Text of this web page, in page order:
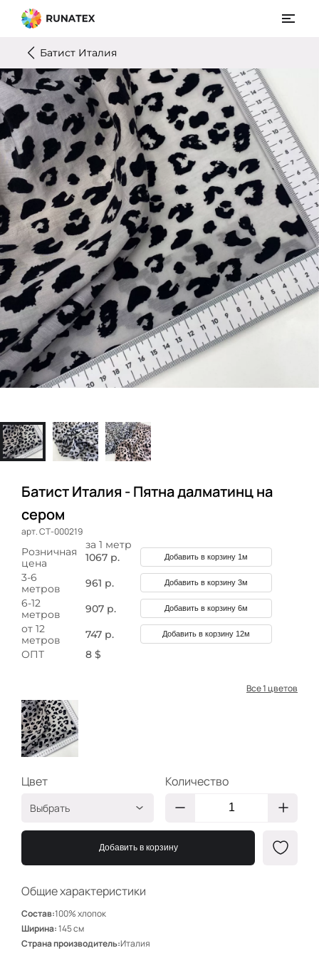
Батист Италия
Батист Италия - Пятна далматинц на
сером
арт. СТ-000219
Общие характеристики
Состав:100% хлопок
Ширина:145 см
Страна производитель:Италия
за 1 метр
Розничная
цена
1067 р. Добавить в корзину 1м
3-6
метров
961 р. Добавить в корзину 3м
6-12
метров
907 р. Добавить в корзину 6м
от 12
метров
747 р. Добавить в корзину 12м
ОПТ 8 $
Все 1 цветов
Цвет
Выбрать
Пятна далматинц СТ-000219
Количество
Добавить в корзину